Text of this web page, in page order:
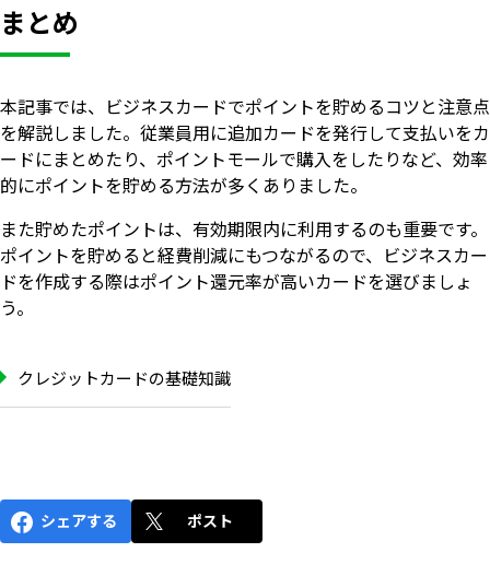
まとめ
本記事では、ビジネスカードでポイントを貯めるコツと注意点
を解説しました。従業員用に追加カードを発行して支払いをカ
ードにまとめたり、ポイントモールで購入をしたりなど、効率
的にポイントを貯める方法が多くありました。
また貯めたポイントは、有効期限内に利用するのも重要です。
ポイントを貯めると経費削減にもつながるので、ビジネスカー
ドを作成する際はポイント還元率が高いカードを選びましょ
う。
クレジットカードの基礎知識
シェアする ポスト